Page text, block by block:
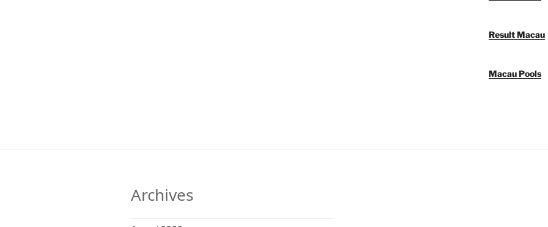
Result Macau
Macau Pools
Archives